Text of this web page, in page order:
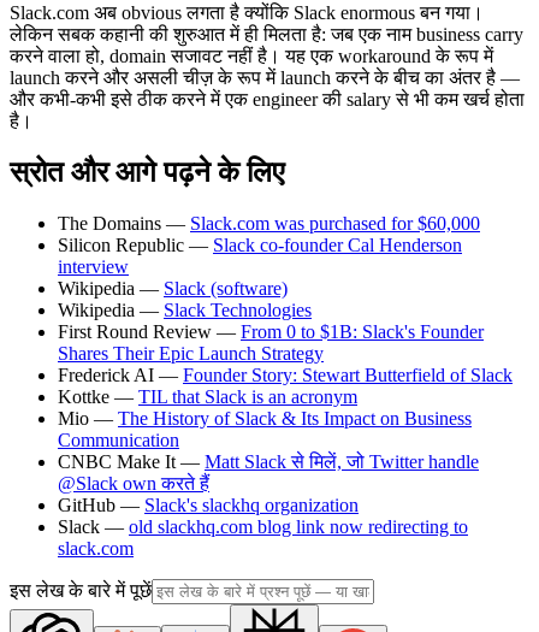
Slack.com अब obvious लगता है क्योंकि Slack enormous बन गया।
लेकिन सबक कहानी की शुरुआत में ही मिलता है: जब एक नाम business carry
करने वाला हो, domain सजावट नहीं है। यह एक workaround के रूप में
launch करने और असली चीज़ के रूप में launch करने के बीच का अंतर है —
और कभी-कभी इसे ठीक करने में एक engineer की salary से भी कम खर्च होता
है।
स्रोत और आगे पढ़ने के लिए
The Domains — Slack.com was purchased for $60,000
Silicon Republic — Slack co-founder Cal Henderson
interview
Wikipedia — Slack (software)
Wikipedia — Slack Technologies
First Round Review — From 0 to $1B: Slack's Founder
Shares Their Epic Launch Strategy
Frederick AI — Founder Story: Stewart Butterfield of Slack
Kottke — TIL that Slack is an acronym
Mio — The History of Slack & Its Impact on Business
Communication
CNBC Make It — Matt Slack से मिलें, जो Twitter handle
@Slack own करते हैं
GitHub — Slack's slackhq organization
Slack — old slackhq.com blog link now redirecting to
slack.com
इस लेख के बारे में पूछें